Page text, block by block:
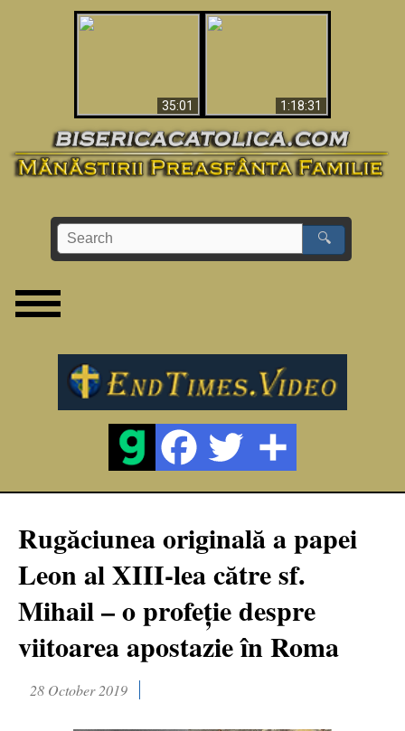
35:01
1:18:31
🔍
Rugăciunea originală a papei
Leon al XIII-lea către sf.
Mihail – o profeţie despre
viitoarea apostazie în Roma
28 October 2019